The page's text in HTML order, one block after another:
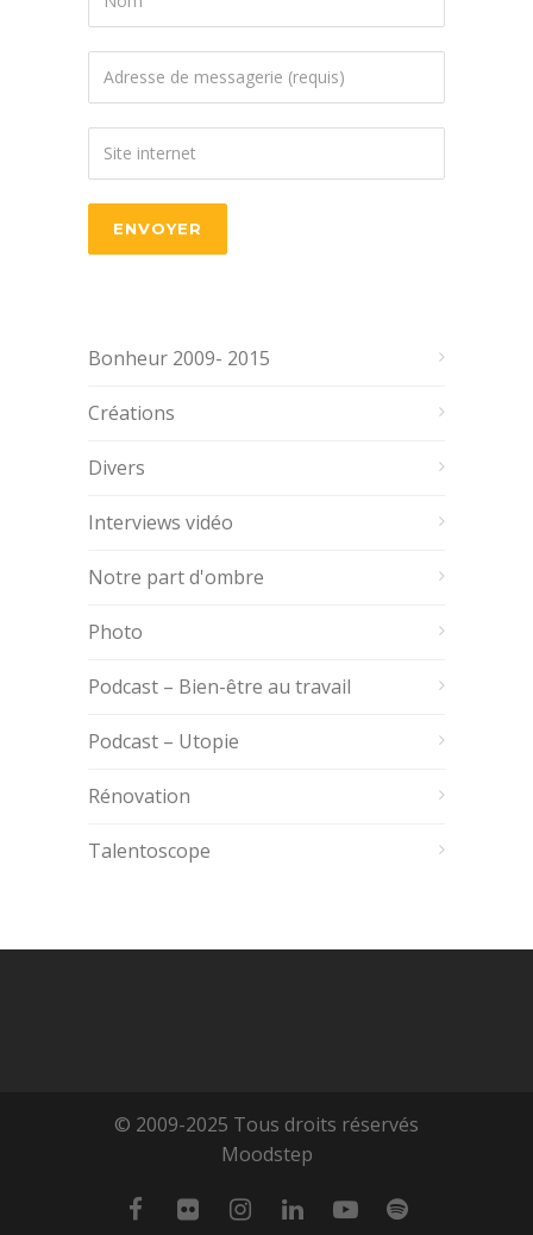
Bonheur 2009- 2015
Créations
Divers
Interviews vidéo
Notre part d'ombre
Photo
Podcast – Bien-être au travail
Podcast – Utopie
Rénovation
Talentoscope
© 2009-2025 Tous droits réservés
Moodstep